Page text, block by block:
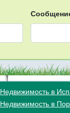
Недвижимость в
Недвижимость в